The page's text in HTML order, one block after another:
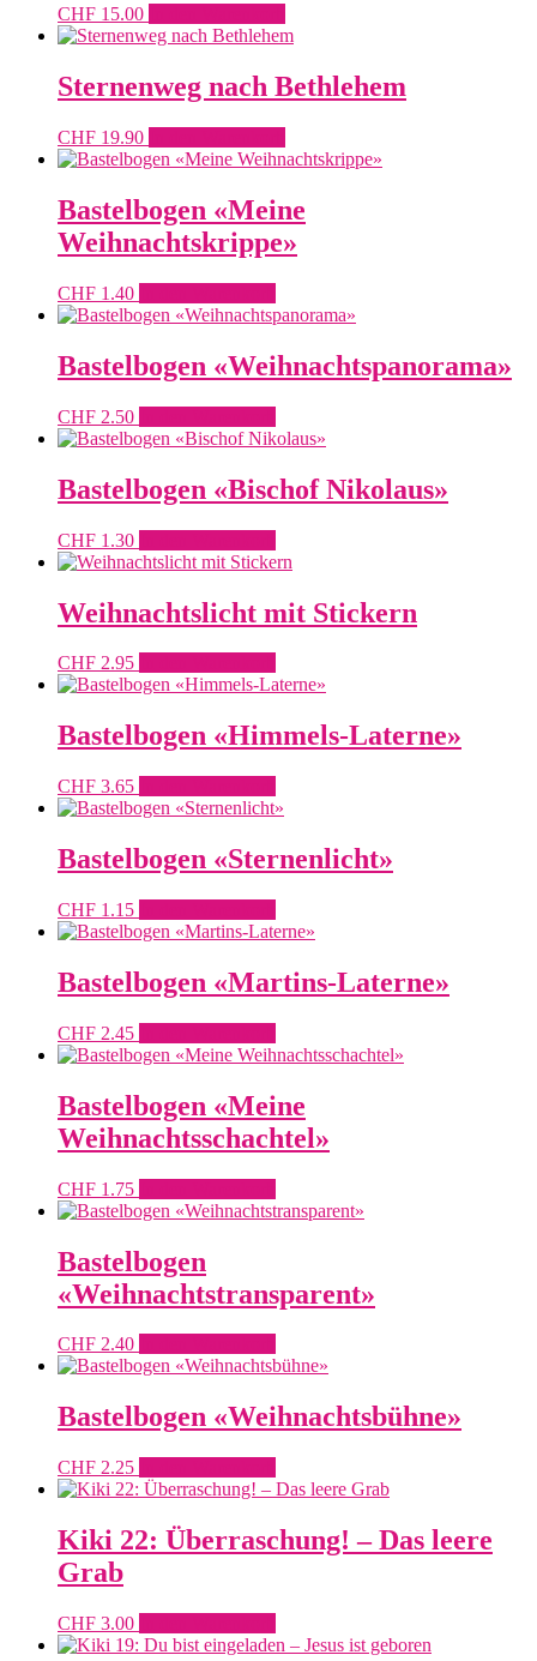
CHF 15.00
Sternenweg nach Bethlehem
CHF 19.90
Bastelbogen «Meine
Weihnachtskrippe»
CHF 1.40
Bastelbogen «Weihnachtspanorama»
CHF 2.50
Bastelbogen «Bischof Nikolaus»
CHF 1.30
Weihnachtslicht mit Stickern
CHF 2.95
Bastelbogen «Himmels-Laterne»
CHF 3.65
Bastelbogen «Sternenlicht»
CHF 1.15
Bastelbogen «Martins-Laterne»
CHF 2.45
Bastelbogen «Meine
Weihnachtsschachtel»
CHF 1.75
Bastelbogen
«Weihnachtstransparent»
CHF 2.40
Bastelbogen «Weihnachtsbühne»
CHF 2.25
Kiki 22: Überraschung! – Das leere
Grab
CHF 3.00